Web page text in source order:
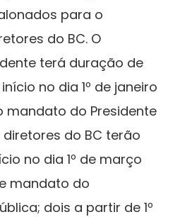
para o
do BC. O
terá duração de
no dia 1º de janeiro
mandato do Presidente
diretores do BC terão
no dia 1º de março
mandato do
dois a partir de 1º